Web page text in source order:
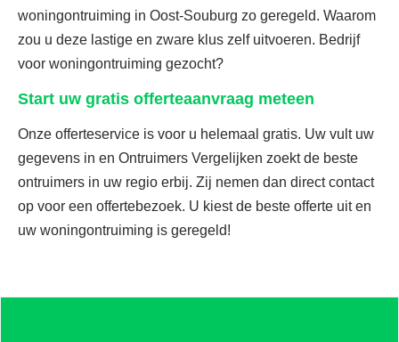
woningontruiming in Oost-Souburg zo geregeld. Waarom
zou u deze lastige en zware klus zelf uitvoeren. Bedrijf
voor woningontruiming gezocht?
Start uw gratis offerteaanvraag meteen
Onze offerteservice is voor u helemaal gratis. Uw vult uw
gegevens in en Ontruimers Vergelijken zoekt de beste
ontruimers in uw regio erbij. Zij nemen dan direct contact
op voor een offertebezoek. U kiest de beste offerte uit en
uw woningontruiming is geregeld!